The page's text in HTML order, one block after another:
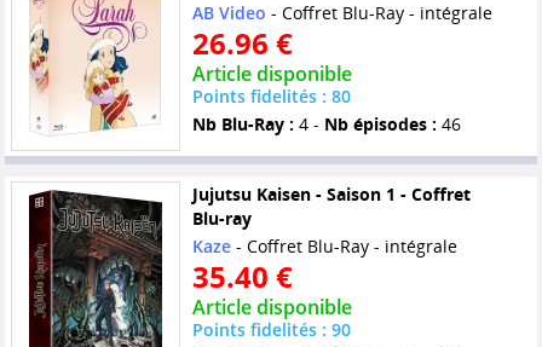
AB Video - Coffret Blu-Ray - intégrale
26.96 €
Article disponible
Points fidelités : 80
Nb Blu-Ray : 4 - Nb épisodes : 46
Jujutsu Kaisen - Saison 1 - Coffret
Blu-ray
Kaze- Coffret Blu-Ray - intégrale
35.40 €
Article disponible
Points fidelités : 90